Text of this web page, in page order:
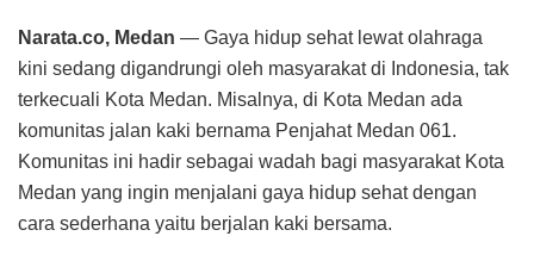
Narata.co, Medan — Gaya hidup sehat lewat olahraga
kini sedang digandrungi oleh masyarakat di Indonesia, tak
terkecuali Kota Medan. Misalnya, di Kota Medan ada
komunitas jalan kaki bernama Penjahat Medan 061.
Komunitas ini hadir sebagai wadah bagi masyarakat Kota
Medan yang ingin menjalani gaya hidup sehat dengan
cara sederhana yaitu berjalan kaki bersama.